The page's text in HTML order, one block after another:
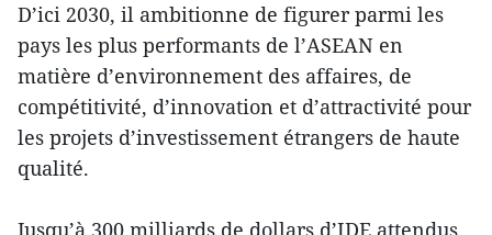
D’ici 2030, il ambitionne de figurer parmi les
pays les plus performants de l’ASEAN en
matière d’environnement des affaires, de
compétitivité, d’innovation et d’attractivité pour
les projets d’investissement étrangers de haute
qualité.